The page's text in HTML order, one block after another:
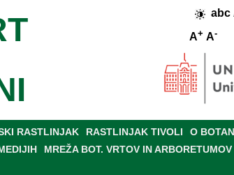
abc
A+ A-
RASTLINJAK RASTLINJAK TIVOLI O
MREŽA BOT. VRTOV IN ARBORETUMOV